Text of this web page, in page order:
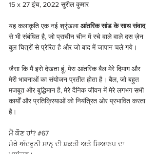
15 x 27 इंच, 2022 सुरील कुमार
यह कलाकृति एक नई श्रृंखला आंतरिक सांड के साथ संवाद
से भी संबंधित है, जो प्राचीन चीन में रचे वाले वाले दस ज़ेन
बुल चित्रों से प्रेरित है और जो बाद में जापान चले गये।
जैसा कि मैं इसे देखता हूं, मेरा आंतरिक बैल मेरे दिमाग और
मेरी भावनाओं का संयोजन प्रतीत होता है। बैल, जो बहुत
मजबूत और बुद्धिमान है, मेरे दैनिक जीवन में मेरे लगभग सभी
कार्यों और प्रतिक्रियाओं को नियंत्रित ओर प्रभावित करता
है।
ਮੈਂ ਕੌਣ ਹਾਂ? #67
ਮੇਰੇ ਅੰਦਰੂਨੀ ਸਾਨੵ ਦੀ ਸ਼ਕਤੀ ਅਤੇ ਸਿਆਣਪ ਦਾ